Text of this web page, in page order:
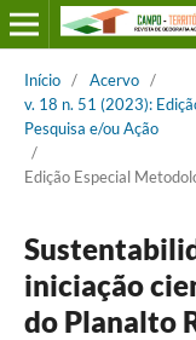
Início / Acervo /
v. 18 n. 51 (2023):
Pesquisa e/ou Ação
/
Edição Especial
iniciação
do Planalto